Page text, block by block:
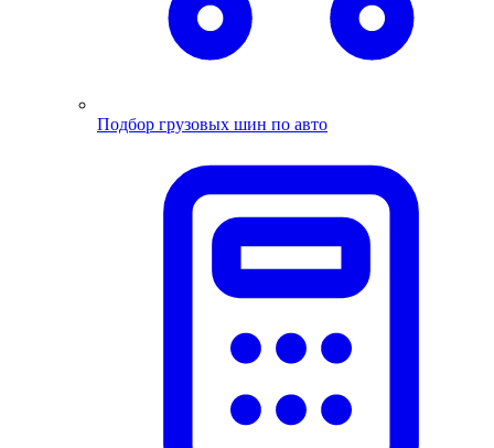
Подбор грузовых шин по авто